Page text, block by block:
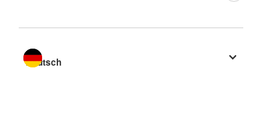
Sprache wechseln zu